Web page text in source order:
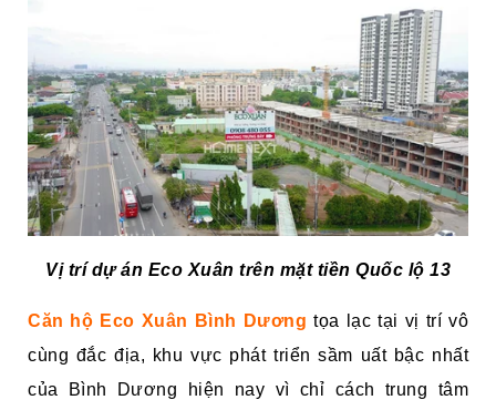
Vị trí dự án Eco Xuân trên mặt tiền Quốc lộ 13
Căn hộ Eco Xuân Bình Dương tọa lạc tại vị trí vô
cùng đắc địa, khu vực phát triển sầm uất bậc nhất
của Bình Dương hiện nay vì chỉ cách trung tâm